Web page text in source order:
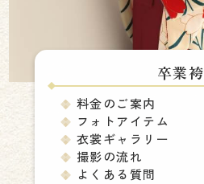
卒業袴
料金のご案内
フォトアイテム
衣裳ギャラリー
撮影の流れ
よくある質問